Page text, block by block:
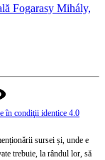
Fogarasy Mihály,
în condiţii identice 4.0
sursei și, unde e
trebuie, la rândul lor, să